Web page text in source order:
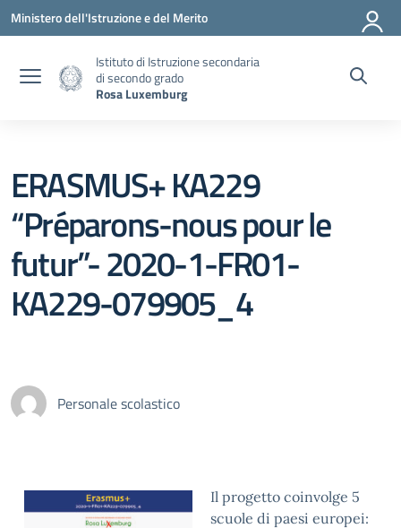
Vai ai contenuti
Vai al menu di navigazione
Vai al footer
Ministero dell'Istruzione e del Merito
Istituto di Istruzione secondaria
di secondo grado
Rosa Luxemburg
ERASMUS+ KA229
“Préparons-nous pour le
futur”- 2020-1-FR01-
KA229-079905_4
Personale scolastico
Il progetto coinvolge 5
scuole di paesi europei: